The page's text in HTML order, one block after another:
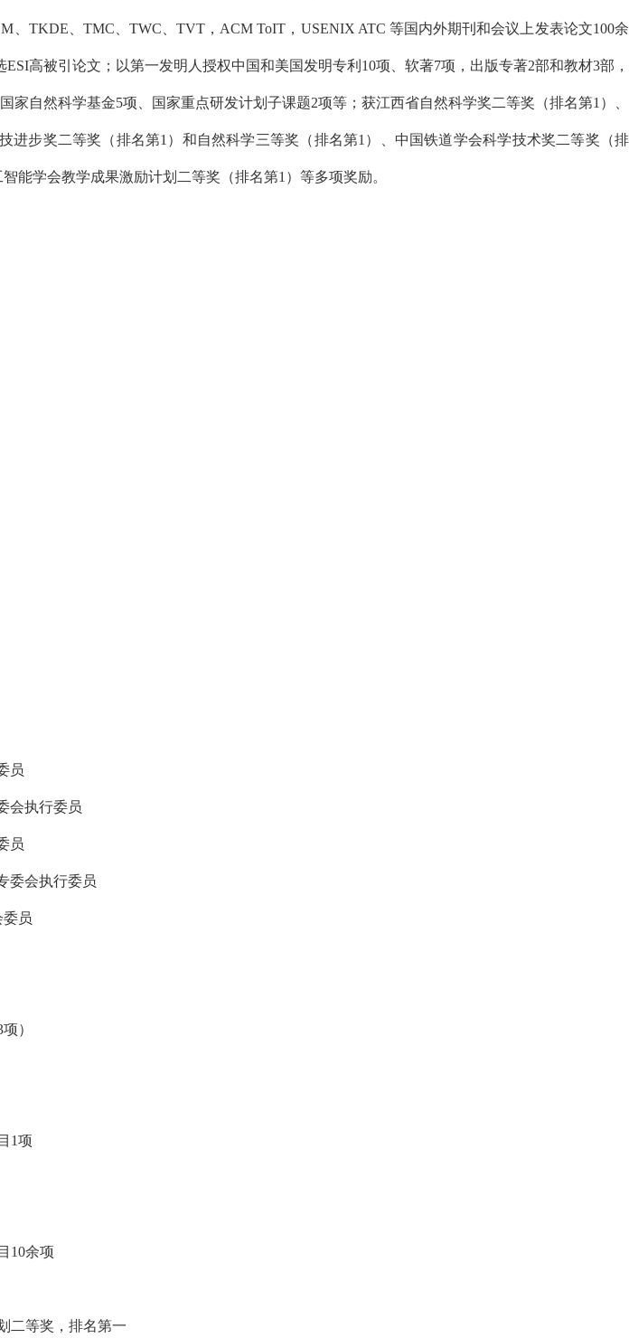
、TKDE、TMC、TWC、TVT，ACM ToIT，USENIX ATC 等国内外期刊和会议上发表论文100余
高被引论文；以第一发明人授权中国和美国发明专利10项、软著7项，出版专著2部和教材3部，
家自然科学基金5项、国家重点研发计划子课题2项等；获江西省自然科学奖二等奖（排名第1）、
进步奖二等奖（排名第1）和自然科学三等奖（排名第1）、中国铁道学会科学技术奖二等奖（排
智能学会教学成果激励计划二等奖 （排名第1）等多项奖励。
员
会执行委员
员
委会执行委员
员
）
1项
10余项
二等奖，排名第一